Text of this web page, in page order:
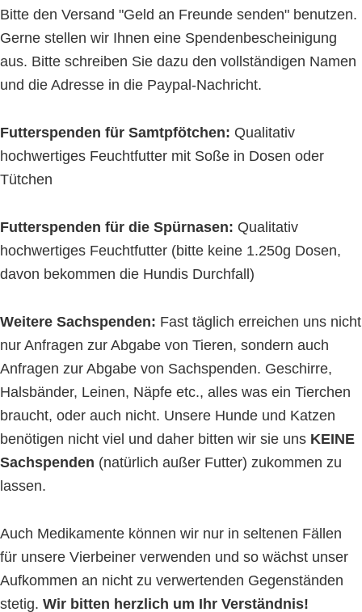
Bitte den Versand "Geld an Freunde senden" benutzen.
Gerne stellen wir Ihnen eine Spendenbescheinigung
aus. Bitte schreiben Sie dazu den vollständigen Namen
und die Adresse in die Paypal-Nachricht.
Futterspenden für Samtpfötchen: Qualitativ
hochwertiges Feuchtfutter mit Soße in Dosen oder
Tütchen
Futterspenden für die Spürnasen: Qualitativ
hochwertiges Feuchtfutter (bitte keine 1.250g Dosen,
davon bekommen die Hundis Durchfall)
Weitere Sachspenden: Fast täglich erreichen uns nicht
nur Anfragen zur Abgabe von Tieren, sondern auch
Anfragen zur Abgabe von Sachspenden. Geschirre,
Halsbänder, Leinen, Näpfe etc., alles was ein Tierchen
braucht, oder auch nicht. Unsere Hunde und Katzen
benötigen nicht viel und daher bitten wir sie uns KEINE
Sachspenden (natürlich außer Futter) zukommen zu
lassen.
Auch Medikamente können wir nur in seltenen Fällen
für unsere Vierbeiner verwenden und so wächst unser
Aufkommen an nicht zu verwertenden Gegenständen
stetig. Wir bitten herzlich um Ihr Verständnis!